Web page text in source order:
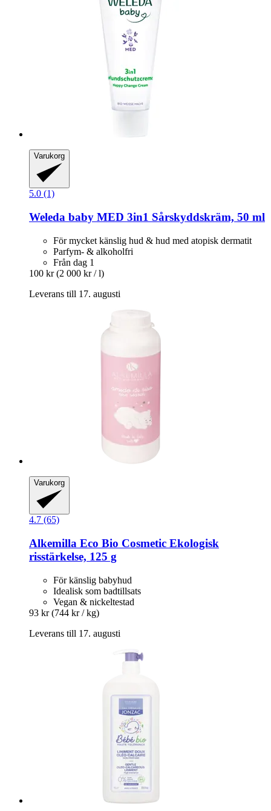
Varukorg
5.0 (1)
Weleda baby MED 3in1 Sårskyddskräm, 50 ml
För mycket känslig hud & hud med atopisk dermatit
Parfym- & alkoholfri
Från dag 1
100 kr (2 000 kr / l)
Leverans till 17. augusti
Varukorg
4.7 (65)
Alkemilla Eco Bio Cosmetic Ekologisk
risstärkelse, 125 g
För känslig babyhud
Idealisk som badtillsats
Vegan & nickeltestad
93 kr (744 kr / kg)
Leverans till 17. augusti